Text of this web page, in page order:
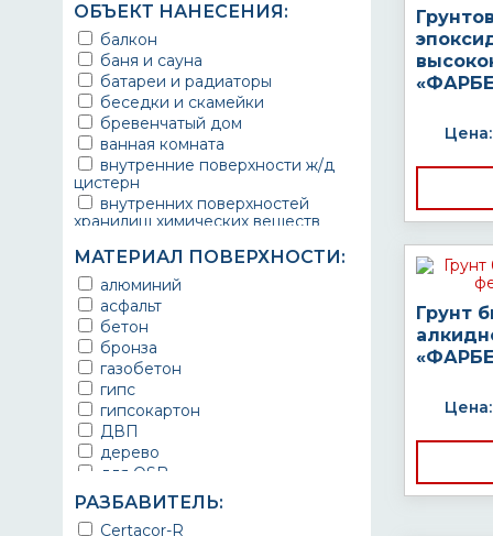
ОБЪЕКТ НАНЕСЕНИЯ:
балкон
баня и сауна
батареи и радиаторы
беседки и скамейки
бревенчатый дом
ванная комната
внутренние поверхности ж/д
цистерн
внутренних поверхностей
хранилищ химических веществ
ворота
выхлопные системы
автомобилей
газопроводы
гараж
гидротехнические сооружения
городской транспорт
грузовые вагоны
двери металлические
детали двигателей
детали машин
для автомобилей
для бассейна
МАТЕРИАЛ ПОВЕРХНОСТИ:
алюминий
асфальт
бетон
бронза
газобетон
гипс
гипсокартон
ДВП
дерево
для OSB
для бетона
для гипса
РАЗБАВИТЕЛЬ:
Certacor-R
Цена:
Грунт
Цена: